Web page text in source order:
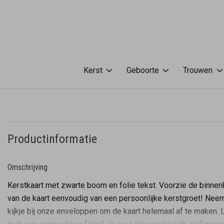
Kerst Geboorte Trouwen
Productinformatie
Omschrijving
Kerstkaart met zwarte boom en folie tekst. Voorzie de
van de kaart eenvoudig van een persoonlijke kerstgroet!
kijkje bij onze enveloppen om de kaart helemaal af te maken.